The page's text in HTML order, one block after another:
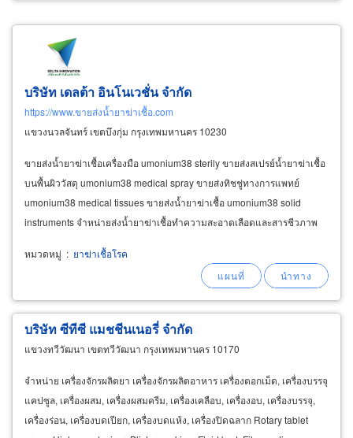
บริษัท เดลต้า อินโนเวชั่น จำกัด
https://www.ขายส่งน้ำยาฆ่าเชื้อ.com
แขวงนวลจันทร์ เขตบึงกุ่ม กรุงเทพมหานคร 10230
ขายส่งน้ำยาฆ่าเชื้อเครื่องมือ umonium38 sterily ขายส่งสเปรย์น้ำยาฆ่าเชื้อ
บนพื้นผิววัสดุ umonium38 medical spray ขายส่งทิชชู่ทางการแพทย์
umonium38 medical tissues ขายส่งน้ำยาฆ่าเชื้อ umonium38 solid
instruments จำหน่ายส่งน้ำยาฆ่าเชื้อทำความสะอาดเลือดและสารชีวภาพ
หมวดหมู่ : ยาฆ่าเชื้อโรค
บริษัท ซีทีซี แมชชีนเนอรี่ จำกัด
แขวงทวีวัฒนา เขตทวีวัฒนา กรุงเทพมหานคร 10170
จำหน่าย เครื่องจักรผลิตยา เครื่องจักรผลิตอาหาร เครื่องตอกเม็ด, เครื่องบรรจุ
แคปซูล, เครื่องผสม, เครื่องผสมครีม, เครื่องเคลือบ, เครื่องอบ, เครื่องบรรจุ,
เครื่องร่อน, เครื่องบดเปียก, เครื่องบดแห้ง, เครื่องปิดฉลาก Rotary tablet